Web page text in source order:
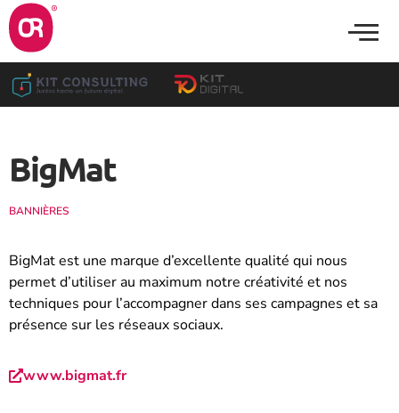
BigMat
BANNIÈRES
BigMat est une marque d’excellente qualité qui nous
permet d’utiliser au maximum notre créativité et nos
techniques pour l’accompagner dans ses campagnes et sa
présence sur les réseaux sociaux.
www.bigmat.fr